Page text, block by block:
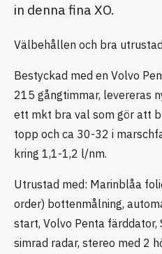
in denna fina XO.
Välbehållen och bra
Bestyckad med en Volvo
215 gångtimmar, levereras
ett mkt bra val som gör att
topp och ca 30-32 i
kring 1,1-1,2 l/nm.
Utrustad med: Marinblåa
order) bottenmålning,
start, Volvo Penta
simrad radar, stereo med 2